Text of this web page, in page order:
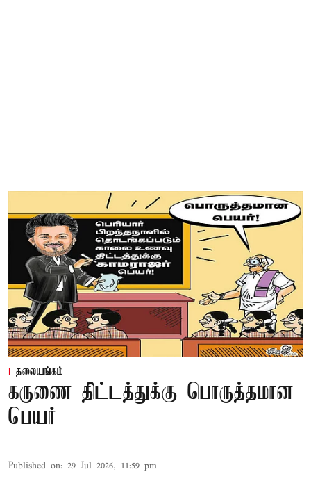
தலையங்கம்
கருணை திட்டத்துக்கு பொருத்தமான
பெயர்
Published on: 29 Jul 2026, 11:59 pm